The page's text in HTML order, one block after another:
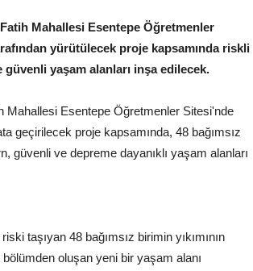
Mahallesi Esentepe Öğretmenler
yürütülecek proje kapsamında riskli
güvenli yaşam alanları inşa edilecek.
Mahallesi Esentepe Öğretmenler Sitesi'nde
geçirilecek proje kapsamında, 48 bağımsız
güvenli ve depreme dayanıklı yaşam alanları
taşıyan 48 bağımsız birimin yıkımının
oluşan yeni bir yaşam alanı